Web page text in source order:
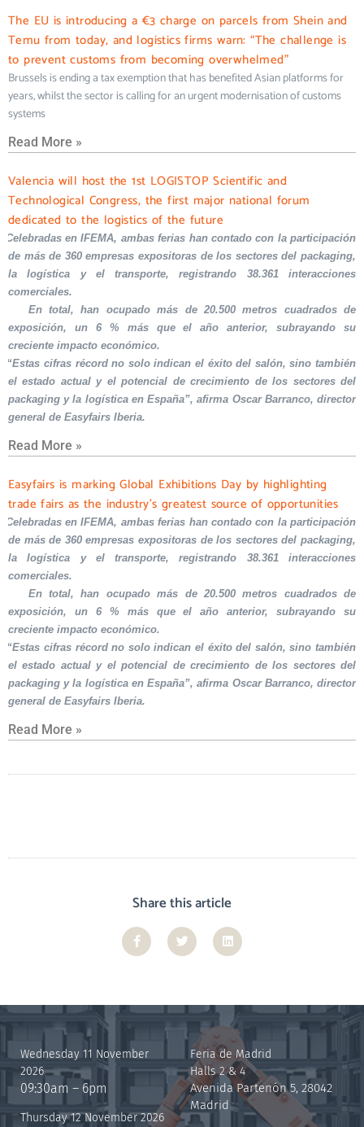
The EU is introducing a €3 charge on parcels from Shein and
Temu from today, and logistics firms warn: “The challenge is
to prevent customs from becoming overwhelmed”
Brussels is ending a tax exemption that has benefited Asian platforms for
years, whilst the sector is calling for an urgent modernisation of customs
systems
Read More »
Valencia will host the 1st LOGISTOP Scientific and
Technological Congress, the first major national forum
dedicated to the logistics of the future
Celebradas en IFEMA, ambas ferias han contado con la participación
de más de 360 empresas expositoras de los sectores del packaging,
la logística y el transporte, registrando 38.361 interacciones
comerciales.
En total, han ocupado más de 20.500 metros cuadrados de
exposición, un 6 % más que el año anterior, subrayando su
creciente impacto económico.
“Estas cifras récord no solo indican el éxito del salón, sino también
el estado actual y el potencial de crecimiento de los sectores del
packaging y la logística en España”, afirma Oscar Barranco, director
general de Easyfairs Iberia.
Read More »
Easyfairs is marking Global Exhibitions Day by highlighting
trade fairs as the industry’s greatest source of opportunities
Celebradas en IFEMA, ambas ferias han contado con la participación
de más de 360 empresas expositoras de los sectores del packaging,
la logística y el transporte, registrando 38.361 interacciones
comerciales.
En total, han ocupado más de 20.500 metros cuadrados de
exposición, un 6 % más que el año anterior, subrayando su
creciente impacto económico.
“Estas cifras récord no solo indican el éxito del salón, sino también
el estado actual y el potencial de crecimiento de los sectores del
packaging y la logística en España”, afirma Oscar Barranco, director
general de Easyfairs Iberia.
Read More »
Share this article
Wednesday 11 November
2026
09:30am – 6pm
Thursday 12 November 2026
Feria de Madrid
Halls 2 & 4
Avenida Partenón 5, 28042
Madrid